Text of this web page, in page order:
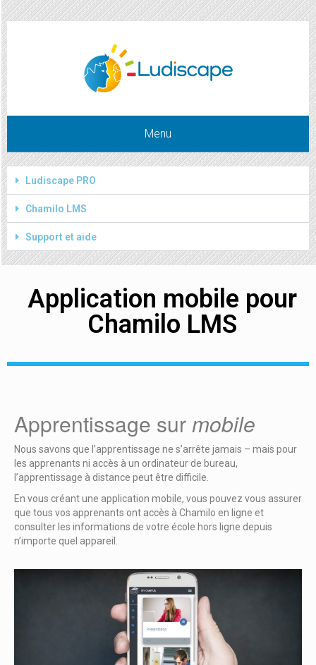
Menu
Ludiscape PRO
Chamilo LMS
Support et aide
Application mobile pour
Chamilo LMS
Apprentissage surmobile
Nous savons que l’apprentissage ne s’arrête jamais – mais pour
les apprenants ni accès à un ordinateur de bureau,
l’apprentissage à distance peut être difficile.
En vous créant une application mobile, vous pouvez vous assurer
que tous vos apprenants ont accès à Chamilo en ligne et
consulter les informations de votre école hors ligne depuis
n’importe quel appareil.